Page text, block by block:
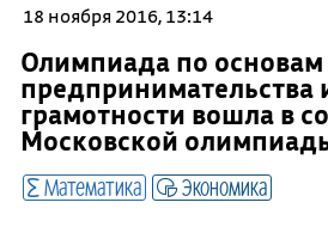
18 ноября 2016, 13:14
Олимпиада по основам
предпринимательства
грамотности вошла в
Московской
Математика Экономика